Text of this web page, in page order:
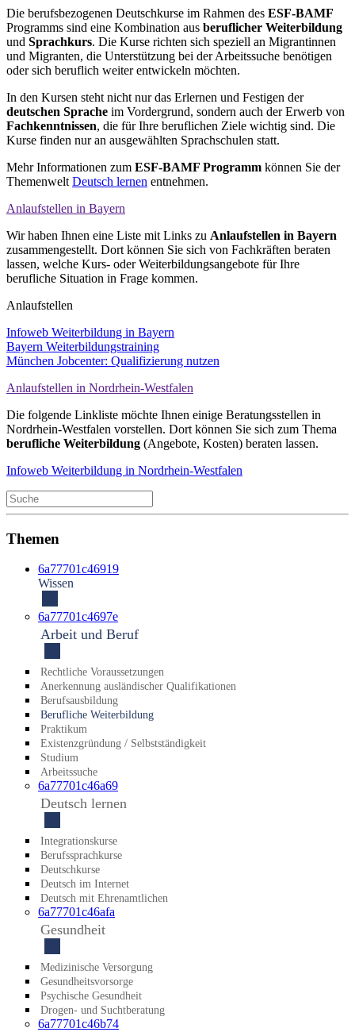
Die berufsbezogenen Deutschkurse im Rahmen des ESF-BAMF
Programms sind eine Kombination aus beruflicher Weiterbildung
und Sprachkurs. Die Kurse richten sich speziell an Migrantinnen
und Migranten, die Unterstützung bei der Arbeitssuche benötigen
oder sich beruflich weiter entwickeln möchten.
In den Kursen steht nicht nur das Erlernen und Festigen der
deutschen Sprache im Vordergrund, sondern auch der Erwerb von
Fachkenntnissen, die für Ihre beruflichen Ziele wichtig sind. Die
Kurse finden nur an ausgewählten Sprachschulen statt.
Mehr Informationen zum ESF-BAMF Programm können Sie der
Themenwelt Deutsch lernen entnehmen.
Anlauf­stellen in Bayern
Wir haben Ihnen eine Liste mit Links zu Anlaufstellen in Bayern
zusammengestellt. Dort können Sie sich von Fachkräften beraten
lassen, welche Kurs- oder Weiterbildungsangebote für Ihre
berufliche Situation in Frage kommen.
Anlaufstellen
Infoweb Weiterbildung in Bayern
Bayern Weiterbildungstraining
München Jobcenter: Qualifizierung nutzen
Anlaufstellen in Nordrhein-Westfalen
Die folgende Linkliste möchte Ihnen einige Beratungsstellen in
Nordrhein-Westfalen vorstellen. Dort können Sie sich zum Thema
berufliche Weiterbildung (Angebote, Kosten) beraten lassen.
Infoweb Weiterbildung in Nordrhein-Westfalen
Themen
6a77701c46919
Wissen
6a77701c4697e
Arbeit und Beruf
Recht­liche Voraus­setzungen
An­erkennung auslän­discher Qualifi­kationen
Berufs­ausbildung
Beruf­liche Weiter­bildung
Praktikum
Existenz­gründung / Selbst­ständigkeit
Studium
Arbeitssuche
6a77701c46a69
Deutsch lernen
Integrationskurse
Berufssprachkurse
Deutschkurse
Deutsch im Internet
Deutsch mit Ehrenamtlichen
6a77701c46afa
Gesundheit
Medizinische Versorgung
Gesundheitsvorsorge
Psychische Gesundheit
Drogen- und Suchtberatung
6a77701c46b74